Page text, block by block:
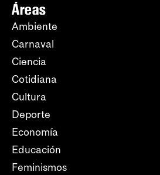
Áreas
Ambiente
Carnaval
Ciencia
Cotidiana
Cultura
Deporte
Economía
Educación
Feminismos